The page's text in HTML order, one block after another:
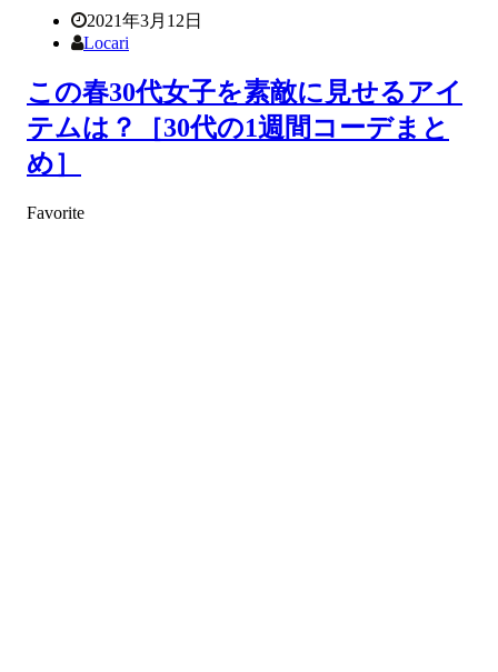
2021年3月12日
Locari
この春30代女子を素敵に見せるアイ
テムは？［30代の1週間コーデまと
め］
Favorite